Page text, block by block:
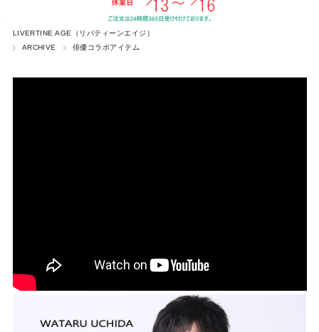
LIVERTINE AGE（リバティーンエイジ）
ARCHIVE
俳優コラボアイテム